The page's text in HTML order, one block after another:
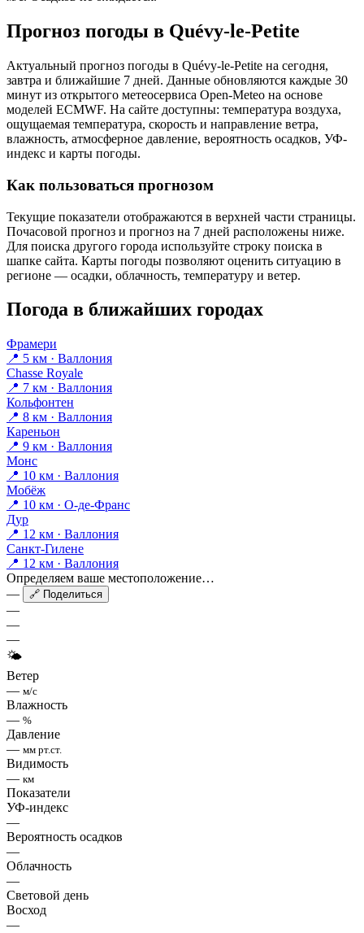
Прогноз погоды в Quévy-le-Petitе
Актуальный прогноз погоды в Quévy-le-Petitе на сегодня,
завтра и ближайшие 7 дней. Данные обновляются каждые 30
минут из открытого метеосервиса Open-Meteo на основе
моделей ECMWF. На сайте доступны: температура воздуха,
ощущаемая температура, скорость и направление ветра,
влажность, атмосферное давление, вероятность осадков, УФ-
индекс и карты погоды.
Как пользоваться прогнозом
Текущие показатели отображаются в верхней части страницы.
Почасовой прогноз и прогноз на 7 дней расположены ниже.
Для поиска другого города используйте строку поиска в
шапке сайта. Карты погоды позволяют оценить ситуацию в
регионе — осадки, облачность, температуру и ветер.
Погода в ближайших городах
Фрамери
📍 5 км · Валлония
Chasse Royale
📍 7 км · Валлония
Кольфонтен
📍 8 км · Валлония
Кареньон
📍 9 км · Валлония
Монс
📍 10 км · Валлония
Мобёж
📍 10 км · О-де-Франс
Дур
📍 12 км · Валлония
Санкт-Гилене
📍 12 км · Валлония
Определяем ваше местоположение…
—
🔗 Поделиться
—
—
—
🌤
Ветер
— м/с
Влажность
— %
Давление
— мм рт.ст.
Видимость
— км
Показатели
УФ-индекс
—
Вероятность осадков
—
Облачность
—
Световой день
Восход
—